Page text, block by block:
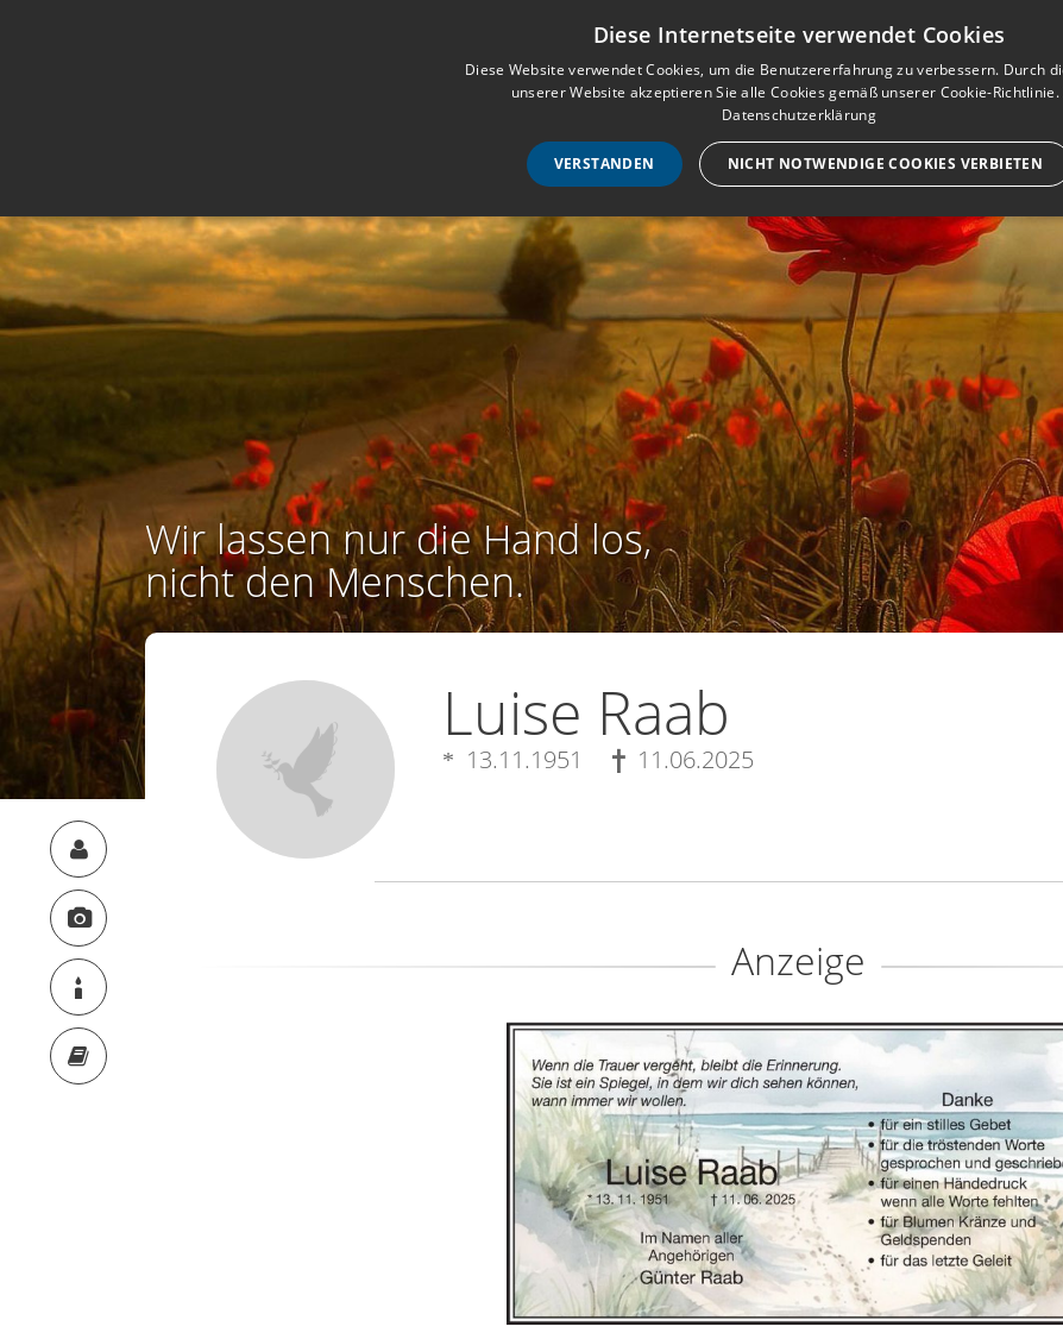
Musterbuch für Traueranzeigen
STARTSEITE
Wir lassen nur die Hand los,
nicht den Menschen.
Luise Raab
13.11.1951 11.06.2025
Anzeige
Diese Internetseite verwendet Cookies
Diese Website verwendet Cookies, um die Benutzererfahrung zu verbessern. Durch
unserer Website akzeptieren Sie alle Cookies gemäß unserer Cookie-Richtlinie.
Datenschutzerklärung
VERSTANDEN NICHT NOTWENDIGE COOKIES VERBIETEN